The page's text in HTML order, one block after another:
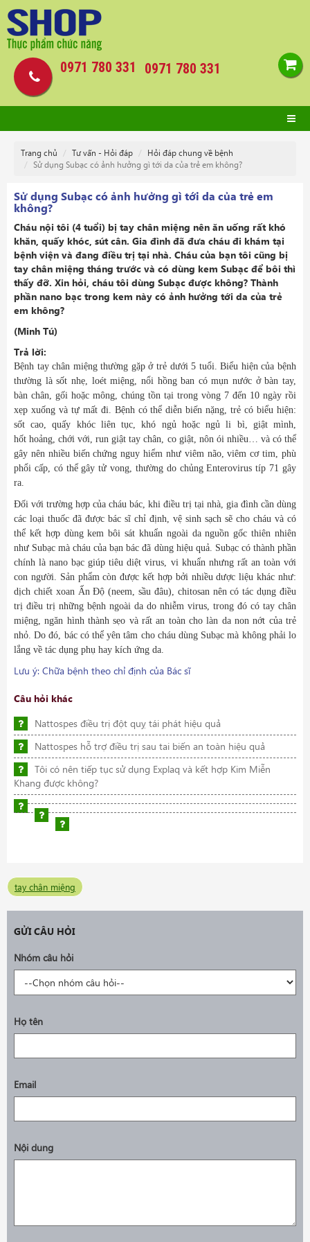
0971 780 331
0971 780 331
Trang chủ Tư vấn - Hỏi đáp
Hỏi đáp chung về bệnh
Sử dụng Subạc có ảnh hưởng gì tới da của trẻ em không?
Sử dụng Subạc có ảnh hưởng gì tới da của trẻ em
không?
Cháu nội tôi (4 tuổi) bị tay chân miệng nên ăn uống rất khó
khăn, quấy khóc, sút cân. Gia đình đã đưa cháu đi khám tại
bệnh viện và đang điều trị tại nhà. Cháu của bạn tôi cũng bị
tay chân miệng tháng trước và có dùng kem Subạc để bôi thì
thấy đỡ. Xin hỏi, cháu tôi dùng Subạc được không? Thành
phần nano bạc trong kem này có ảnh hưởng tới da của trẻ
em không?
(Minh Tú)
Trả lời:
Bệnh tay chân miệng thường gặp ở trẻ dưới 5 tuổi. Biểu hiện của bệnh
thường là sốt nhẹ, loét miệng, nổi hồng ban có mụn nước ở bàn tay,
bàn chân, gối hoặc mông, chúng tồn tại trong vòng 7 đến 10 ngày rồi
xẹp xuống và tự mất đi. Bệnh có thể diễn biến nặng, trẻ có biểu hiện:
sốt cao, quấy khóc liên tục, khó ngủ hoặc ngủ li bì, giật mình,
hốt hoảng, chới với, run giật tay chân, co giật, nôn ói nhiều… và có thể
gây nên nhiều biến chứng nguy hiểm như viêm não, viêm cơ tim, phù
phổi cấp, có thể gây tử vong, thường do chủng Enterovirus típ 71 gây
ra.
Đối với trường hợp của cháu bác, khi điều trị tại nhà, gia đình cần dùng
các loại thuốc đã được bác sĩ chỉ định, vệ sinh sạch sẽ cho cháu và có
thể kết hợp dùng kem bôi sát khuẩn ngoài da nguồn gốc thiên nhiên
như Subạc mà cháu của bạn bác đã dùng hiệu quả. Subạc có thành phần
chính là nano bạc giúp tiêu diệt virus, vi khuẩn nhưng rất an toàn với
con người. Sản phẩm còn được kết hợp bởi nhiều dược liệu khác như:
dịch chiết xoan Ấn Độ (neem, sầu đâu), chitosan nên có tác dụng điều
trị điều trị những bệnh ngoài da do nhiễm virus, trong đó có tay chân
miệng, ngăn hình thành sẹo và rất an toàn cho làn da non nớt của trẻ
nhỏ. Do đó, bác có thể yên tâm cho cháu dùng Subạc mà không phải lo
lắng về tác dụng phụ hay kích ứng da.
Lưu ý: Chữa bệnh theo chỉ định của Bác sĩ
Câu hỏi khác
Nattospes điều trị đột quỵ tái phát hiệu quả
Nattospes hỗ trợ điều trị sau tai biến an toàn hiệu quả
Tôi có nên tiếp tục sử dụng Explaq và kết hợp Kim Miễn
Khang được không?
tay chân miệng
GỬI CÂU HỎI
Nhóm câu hỏi
Họ tên
Email
Nội dung